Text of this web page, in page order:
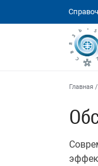
Главная /